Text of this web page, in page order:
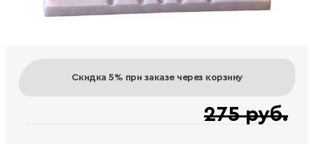
Скидка 5% при заказе через корзину
275 руб.